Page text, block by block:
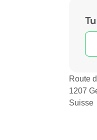
Route
1207
Suisse